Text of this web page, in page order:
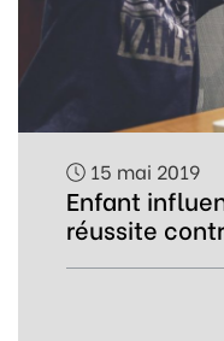
15 mai 2019
Enfant
réussite